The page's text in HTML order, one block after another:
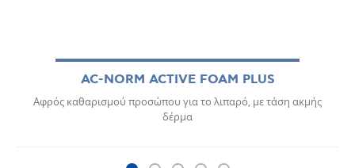
AC-NORM ACTIVE FOAM PLUS
Αφρός καθαρισμού προσώπου για το λιπαρό, με τάση ακμής
δέρμα